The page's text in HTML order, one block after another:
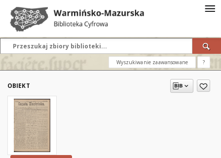
Wyszukiwanie zaawansowane ?
OBIEKT